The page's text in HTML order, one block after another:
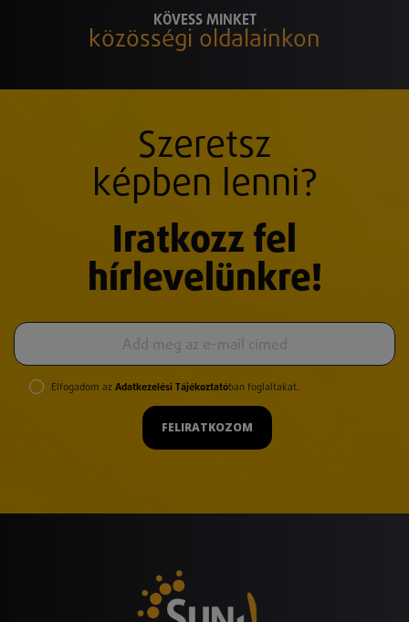
KÖVESS MINKET
közösségi oldalainkon
Szeretsz
képben lenni?
Iratkozz fel
hírlevelünkre!
Elfogadom az Adatkezelési Tájékoztatóban foglaltakat.
FELIRATKOZOM